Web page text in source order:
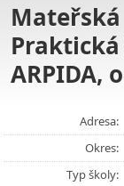
ARPIDA,
Adresa:
Okres:
Typ školy: